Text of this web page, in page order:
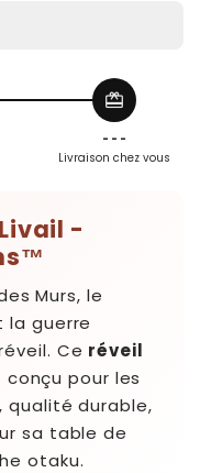
redeem
- - -
Livraison chez vous
-
Murs, le
la guerre
Ce réveil
conçu pour les
qualité durable,
sa table de
otaku.